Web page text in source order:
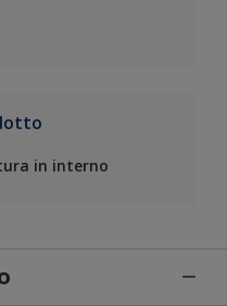
in interno